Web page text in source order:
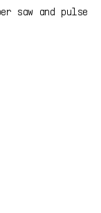
saw and pulse